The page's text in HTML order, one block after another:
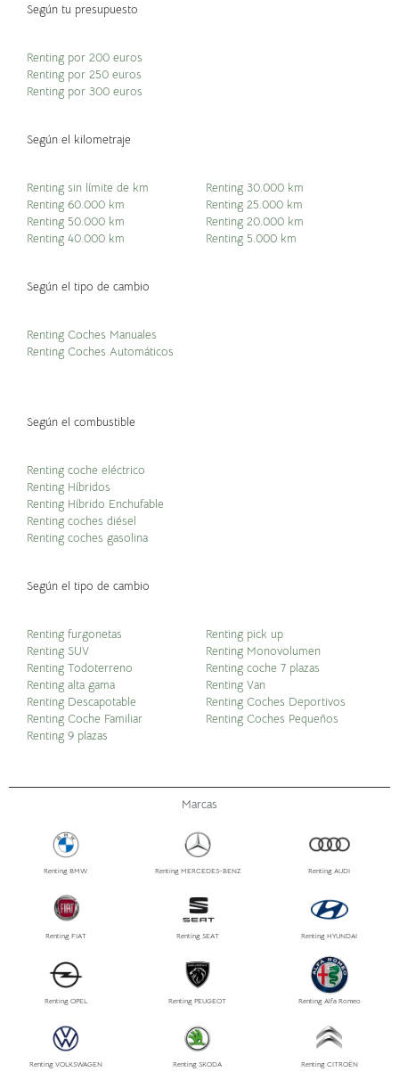
Según tu presupuesto
Renting por 200 euros
Renting por 250 euros
Renting por 300 euros
Según el kilometraje
Renting sin límite de km
Renting 60.000 km
Renting 50.000 km
Renting 40.000 km
Renting 30.000 km
Renting 25.000 km
Renting 20.000 km
Renting 5.000 km
Según el tipo de cambio
Renting Coches Manuales
Renting Coches Automáticos
Según el combustible
Renting coche eléctrico
Renting Híbridos
Renting Híbrido Enchufable
Renting coches diésel
Renting coches gasolina
Según el tipo de cambio
Renting furgonetas
Renting SUV
Renting Todoterreno
Renting alta gama
Renting Descapotable
Renting Coche Familiar
Renting 9 plazas
Renting pick up
Renting Monovolumen
Renting coche 7 plazas
Renting Van
Renting Coches Deportivos
Renting Coches Pequeños
Marcas
Renting BMW Renting MERCEDES-BENZ Renting AUDI
Renting FIAT Renting SEAT Renting HYUNDAI
Renting OPEL Renting PEUGEOT Renting Alfa Romeo
Renting VOLKSWAGEN Renting SKODA Renting CITROËN